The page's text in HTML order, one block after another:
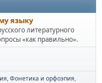
языку
литературного
«как правильно».
Фонетика и орфоэпия